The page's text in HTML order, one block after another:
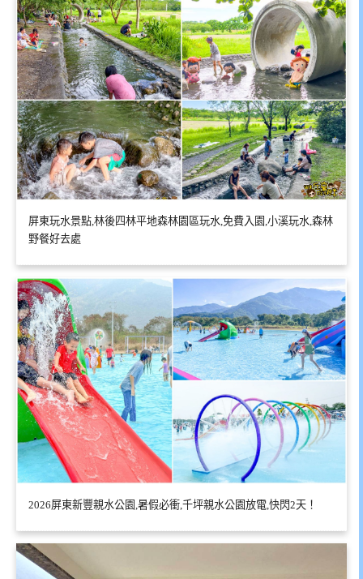
屏東玩水景點,林後四林平地森林園區玩水,免費入園,小溪玩水,森林
野餐好去處
2026屏東新豐親水公園,暑假必衝,千坪親水公園放電,快閃2天！